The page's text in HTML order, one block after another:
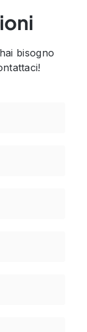
bisogno